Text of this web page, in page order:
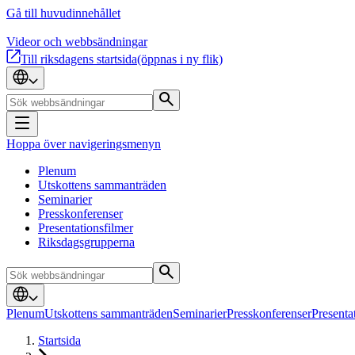
Gå till huvudinnehållet
Videor och webbsändningar
Till riksdagens startsida(öppnas i ny flik)
Hoppa över navigeringsmenyn
Plenum
Utskottens sammanträden
Seminarier
Presskonferenser
Presentationsfilmer
Riksdagsgrupperna
PlenumUtskottens sammanträdenSeminarierPresskonferenser
Startsida